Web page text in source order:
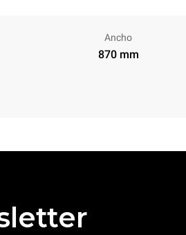
Ancho
870 mm